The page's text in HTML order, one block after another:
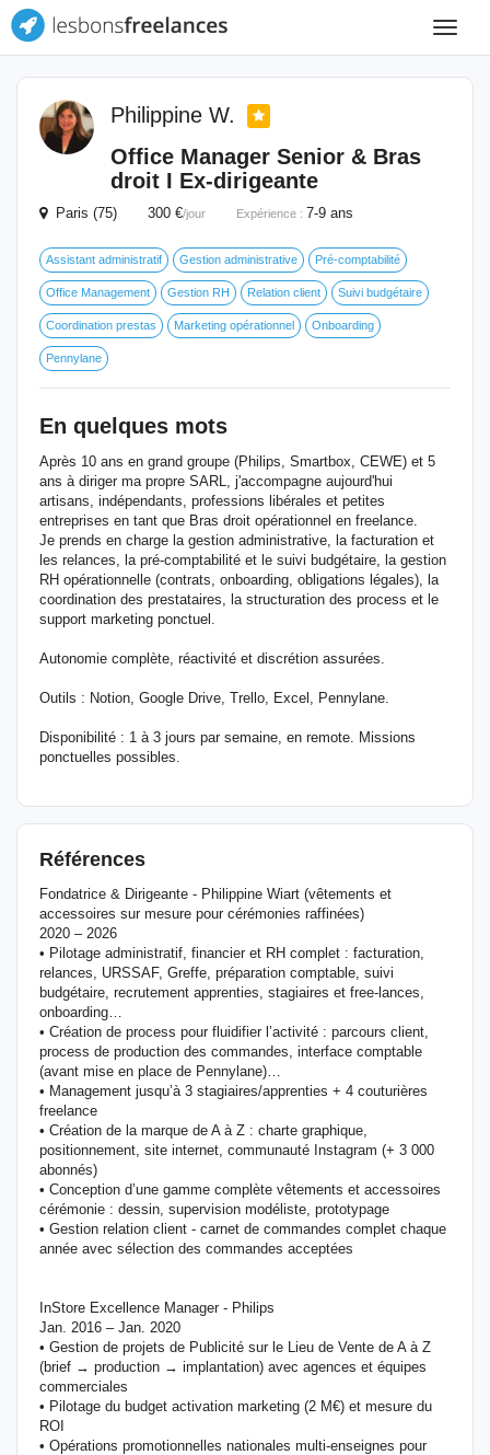
Toggle
Philippine W.
Office Manager Senior & Bras
droit I Ex-dirigeante
Paris (75) 300 €/jour Expérience : 7-9 ans
Assistant administratif Gestion administrative Pré-comptabilité
Office Management Gestion RH Relation client Suivi budgétaire
Coordination prestas Marketing opérationnel Onboarding
Pennylane
En quelques mots
Après 10 ans en grand groupe (Philips, Smartbox, CEWE) et 5
ans à diriger ma propre SARL, j'accompagne aujourd'hui
artisans, indépendants, professions libérales et petites
entreprises en tant que Bras droit opérationnel en freelance.
Je prends en charge la gestion administrative, la facturation et
les relances, la pré-comptabilité et le suivi budgétaire, la gestion
RH opérationnelle (contrats, onboarding, obligations légales), la
coordination des prestataires, la structuration des process et le
support marketing ponctuel.
Autonomie complète, réactivité et discrétion assurées.
Outils : Notion, Google Drive, Trello, Excel, Pennylane.
Disponibilité : 1 à 3 jours par semaine, en remote. Missions
ponctuelles possibles.
Références
Fondatrice & Dirigeante - Philippine Wiart (vêtements et
accessoires sur mesure pour cérémonies raffinées)
2020 – 2026
• Pilotage administratif, financier et RH complet : facturation,
relances, URSSAF, Greffe, préparation comptable, suivi
budgétaire, recrutement apprenties, stagiaires et free-lances,
onboarding…
• Création de process pour fluidifier l’activité : parcours client,
process de production des commandes, interface comptable
(avant mise en place de Pennylane)…
• Management jusqu’à 3 stagiaires/apprenties + 4 couturières
freelance
• Création de la marque de A à Z : charte graphique,
positionnement, site internet, communauté Instagram (+ 3 000
abonnés)
• Conception d’une gamme complète vêtements et accessoires
cérémonie : dessin, supervision modéliste, prototypage
• Gestion relation client - carnet de commandes complet chaque
année avec sélection des commandes acceptées
InStore Excellence Manager - Philips
Jan. 2016 – Jan. 2020
• Gestion de projets de Publicité sur le Lieu de Vente de A à Z
(brief → production → implantation) avec agences et équipes
commerciales
• Pilotage du budget activation marketing (2 M€) et mesure du
ROI
• Opérations promotionnelles nationales multi-enseignes pour